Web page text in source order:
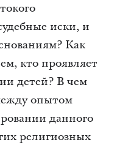
иски, и
Как
кто проявляет
детей? В чем
опытом
данного
религиозных